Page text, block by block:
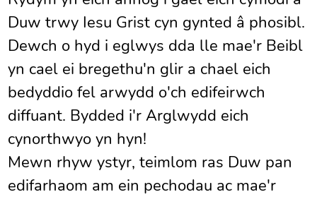
Duw trwy Iesu Grist cyn gynted â phosibl.
Dewch o hyd i eglwys dda lle mae'r Beibl
yn cael ei bregethu'n glir a chael eich
bedyddio fel arwydd o'ch edifeirwch
diffuant. Bydded i'r Arglwydd eich
cynorthwyo yn hyn!
Mewn rhyw ystyr, teimlom ras Duw pan
edifarhaom am ein pechodau ac mae'r